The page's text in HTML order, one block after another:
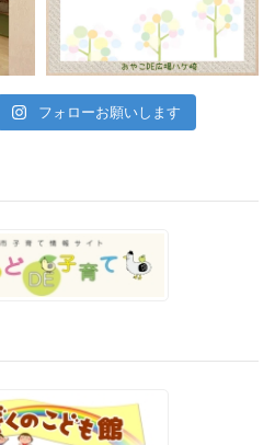
フォローお願いします